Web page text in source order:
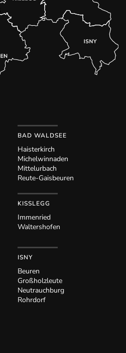
BAD WALDSEE
Haisterkirch
Michelwinnaden
Mittelurbach
Reute-Gaisbeuren
KISSLEGG
Immenried
Waltershofen
ISNY
Beuren
Großholzleute
Neutrauchburg
Rohrdorf